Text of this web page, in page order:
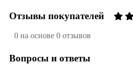
Отзывы покупателей
0 на основе 0 отзывов
Вопросы и ответы